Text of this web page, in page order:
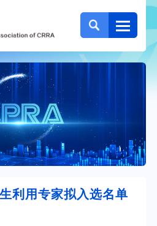
利用专家拟入选名单